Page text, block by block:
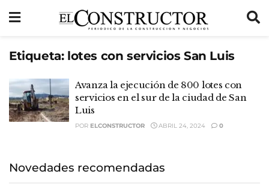
Etiqueta: lotes con servicios San Luis
Avanza la ejecución de 800 lotes con
servicios en el sur de la ciudad de San
Luis
POR ELCONSTRUCTOR ABRIL 24, 2024 0
Novedades recomendadas